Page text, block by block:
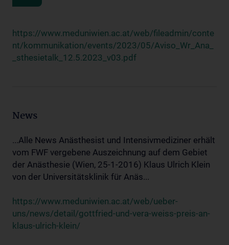
https://www.meduniwien.ac.at/web/fileadmin/conte
nt/kommunikation/events/2023/05/Aviso_Wr_Ana_
_sthesietalk_12.5.2023_v03.pdf
News
...Alle News Anästhesist und Intensivmediziner erhält
vom FWF vergebene Auszeichnung auf dem Gebiet
der Anästhesie (Wien, 25-1-2016) Klaus Ulrich Klein
von der Universitätsklinik für Anäs...
https://www.meduniwien.ac.at/web/ueber-
uns/news/detail/gottfried-und-vera-weiss-preis-an-
klaus-ulrich-klein/